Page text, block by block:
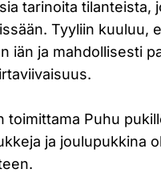
tarinoita tilanteista,
Tyyliin kuuluu,
iän ja mahdollisesti
toimittama Puhu
ja joulupukkina